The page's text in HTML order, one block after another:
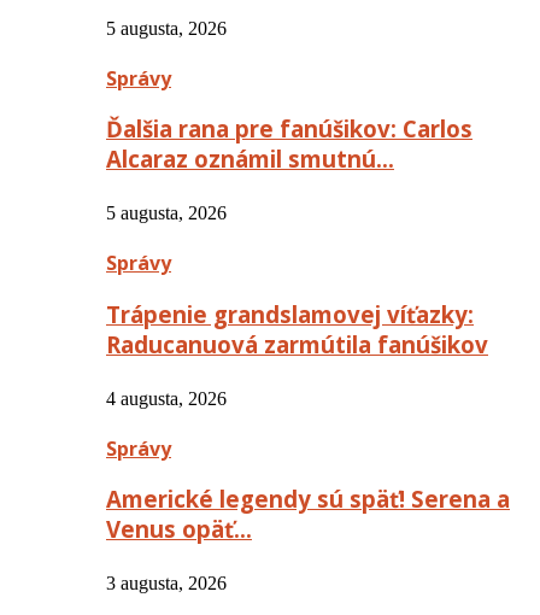
5 augusta, 2026
Správy
Ďalšia rana pre fanúšikov: Carlos
Alcaraz oznámil smutnú…
5 augusta, 2026
Správy
Trápenie grandslamovej víťazky:
Raducanuová zarmútila fanúšikov
4 augusta, 2026
Správy
Americké legendy sú späť! Serena a
Venus opäť…
3 augusta, 2026